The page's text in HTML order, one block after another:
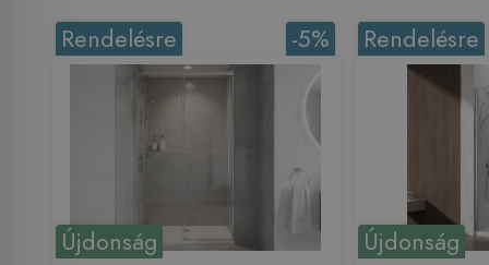
Újdonság
-5%
Rendelésre
Újdonság
Rendelésre